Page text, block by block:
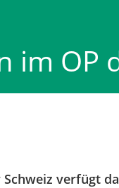
im OP
verfügt